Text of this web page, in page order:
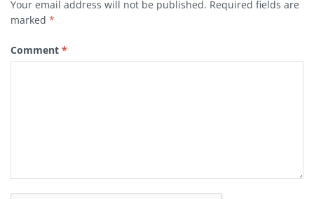
Your email address will not be published. Required fields are
marked *
Comment *